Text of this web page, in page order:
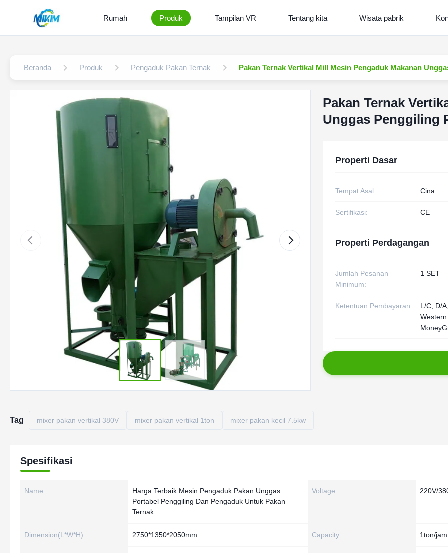
Rumah Produk Tampilan VR Tentang kita Wisata pabrik
Beranda Produk Pengaduk Pakan Ternak Pakan Ternak Vertikal Mill Mesin Pengaduk Makanan
Pakan Ternak
Unggas Penggiling
Properti Dasar
Tempat Asal: Cina
Sertifikasi: CE
Properti Perdagangan
Jumlah Pesanan
Minimum:
1 SET
Ketentuan Pembayaran:
L/C, D/
Western
Tag mixer pakan vertikal 380V mixer pakan vertikal 1ton mixer pakan kecil 7.5kw
Spesifikasi
Name:
Harga Terbaik Mesin Pengaduk Pakan Unggas
Portabel Penggiling Dan Pengaduk Untuk Pakan
Ternak
Voltage: 220V/
Dimension(L*W*H): 2750*1350*2050mm Capacity: 1ton/jam